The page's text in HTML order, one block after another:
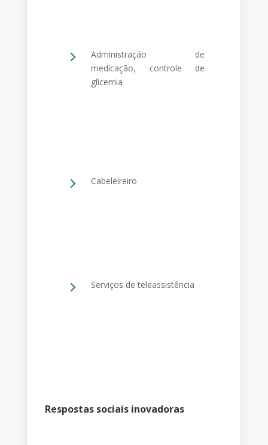
5
Administração de
medicação, controle de
glicemia
5 Cabeleireiro
5 Serviços de teleassistência
Respostas sociais inovadoras